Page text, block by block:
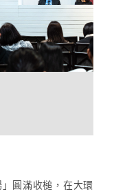
圓滿收槌，在大環